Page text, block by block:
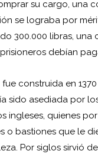
su cargo, una
se lograba por
300.000 libras,
debían
construida en
sido asediada por
ingleses, quienes
o bastiones que le
Por siglos sirvió